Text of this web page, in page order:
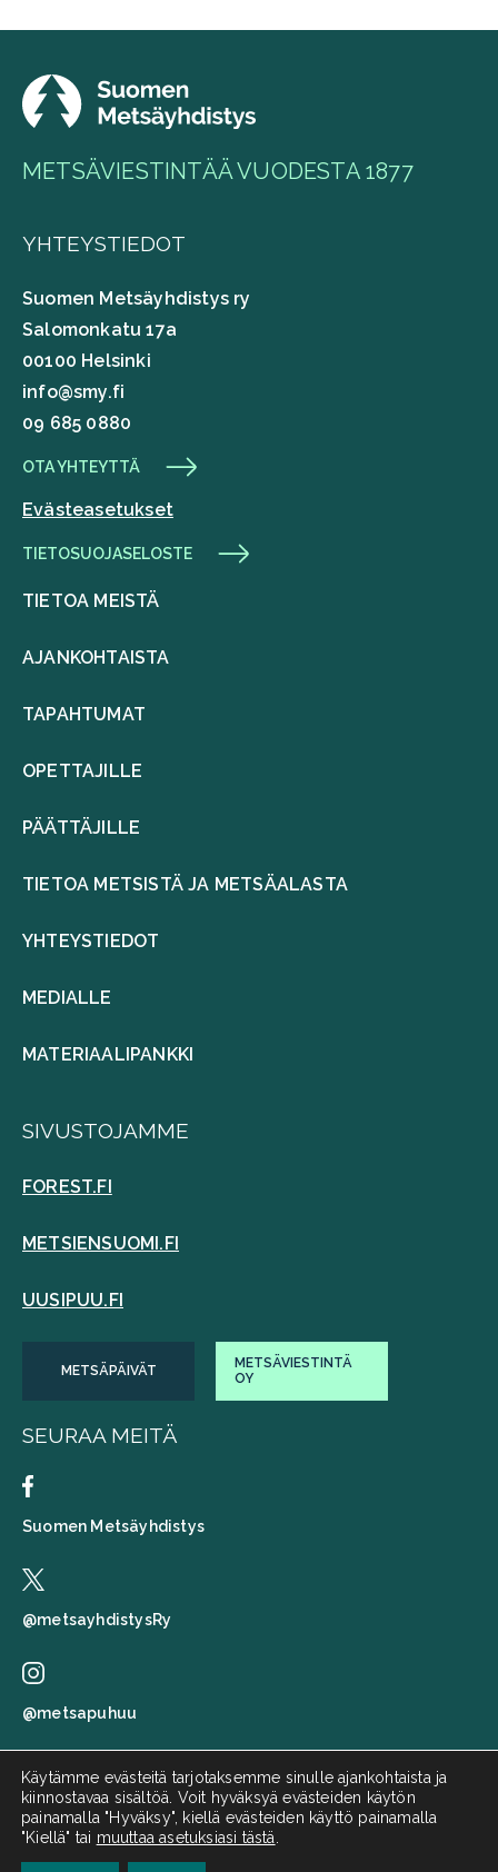
METSÄVIESTINTÄÄ VUODESTA 1877
YHTEYSTIEDOT
Suomen Metsäyhdistys ry
Salomonkatu 17a
00100 Helsinki
info@smy.fi
09 685 0880
OTA YHTEYTTÄ
Evästeasetukset
TIETOSUOJASELOSTE
TIETOA MEISTÄ
AJANKOHTAISTA
TAPAHTUMAT
OPETTAJILLE
PÄÄTTÄJILLE
TIETOA METSISTÄ JA METSÄALASTA
YHTEYSTIEDOT
MEDIALLE
MATERIAALIPANKKI
SIVUSTOJAMME
FOREST.FI
METSIENSUOMI.FI
UUSIPUU.FI
METSÄPÄIVÄT
METSÄVIESTINTÄ
OY
SEURAA MEITÄ
Suomen Metsäyhdistys
@metsayhdistysRy
@metsapuhuu
Suomen metsäyhdistys
Metsä puhuu
Käytämme evästeitä tarjotaksemme sinulle ajankohtaista ja
kiinnostavaa sisältöä. Voit hyväksyä evästeiden käytön
painamalla "Hyväksy", kiellä evästeiden käyttö painamalla
"Kiellä" tai muuttaa asetuksiasi tästä